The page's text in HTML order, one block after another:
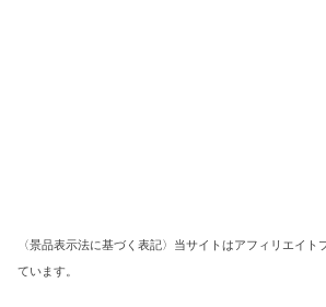
〈景品表示法に基づく表記〉当サイトはアフィリエイト
ています。